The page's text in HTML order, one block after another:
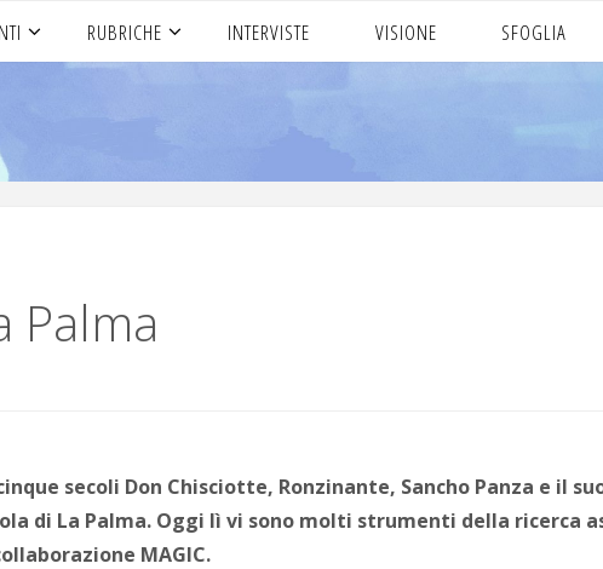
RUBRICHE INTERVISTE VISIONE SFOGLIA
Palma
secoli Don Chisciotte, Ronzinante, Sancho Panza e il
di La Palma. Oggi lì vi sono molti strumenti della ricerca
MAGIC.